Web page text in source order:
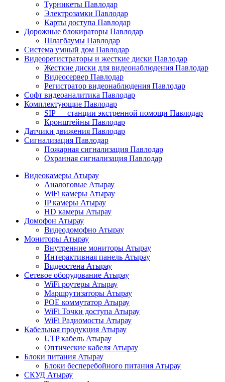
Турникеты Павлодар
Электрозамки Павлодар
Карты доступа Павлодар
Дорожные блокираторы Павлодар
Шлагбаумы Павлодар
Система умный дом Павлодар
Видеорегистраторы и жесткие диски Павлодар
Жесткие диски для видеонаблюдения Павлодар
Видеосервер Павлодар
Регистратор видеонаблюдения Павлодар
Софт видеоаналитика Павлодар
Комплектующие Павлодар
SIP — станции экстренной помощи Павлодар
Кронштейны Павлодар
Датчики движения Павлодар
Сигнализация Павлодар
Пожарная сигнализация Павлодар
Охранная сигнализация Павлодар
Видеокамеры Атырау
Аналоговые Атырау
WiFi камеры Атырау
IP камеры Атырау
HD камеры Атырау
Домофон Атырау
Видеодомофно Атырау
Мониторы Атырау
Внутренние мониторы Атырау
Интерактивная панель Атырау
Видеостена Атырау
Сетевое оборудование Атырау
WiFi роутеры Атырау
Маршрутизаторы Атырау
POE коммутатор Атырау
WiFi Точки доступа Атырау
WiFi Радиомосты Атырау
Кабельная продукция Атырау
UTP кабель Атырау
Оптические кабеля Атырау
Блоки питания Атырау
Блоки бесперебойного питания Атырау
СКУД Атырау